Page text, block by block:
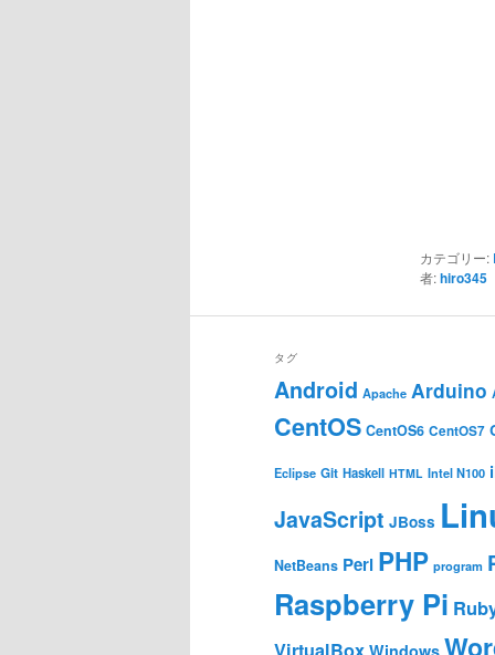
カテゴリー:
者:hiro345
タグ
Android Apache Arduino
CentOS CentOS6 CentOS7
Eclipse Git Haskell HTML Intel N100
JavaScript JBoss
NetBeans Perl PHP program
Raspberry Pi